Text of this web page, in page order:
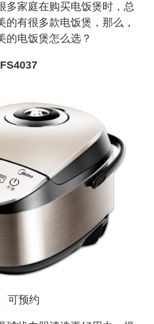
多家庭在购买电饭煲时，总
的有很多款电饭煲，那么，
的电饭煲怎么选？
可预约